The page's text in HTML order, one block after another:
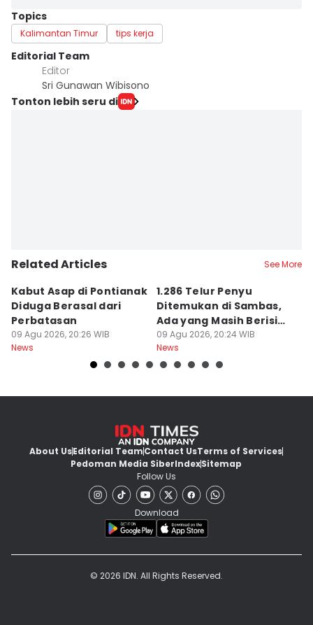
Topics
Kalimantan Timur tips kerja
Editorial Team
Editor
Sri Gunawan Wibisono
Tonton lebih seru di
Related Articles See More
Kabut Asap di Pontianak
Diduga Berasal dari
Perbatasan
09 Agu 2026, 20:26 WIB
News
1.286 Telur Penyu
Ditemukan di Sambas,
Ada yang Masih Berisi
Embrio
09 Agu 2026, 20:24 WIB
News
About UsEditorial TeamContact UsTerms of Services
Pedoman Media SiberIndexSitemap
Follow Us
Download
© 2026 IDN. All Rights Reserved.